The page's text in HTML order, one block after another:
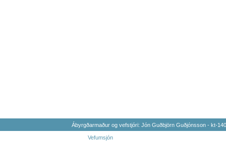
Ábyrgðarmaður og vefstjóri: Jón Guðbjörn Guðjónsson - kt-
Vefumsjón